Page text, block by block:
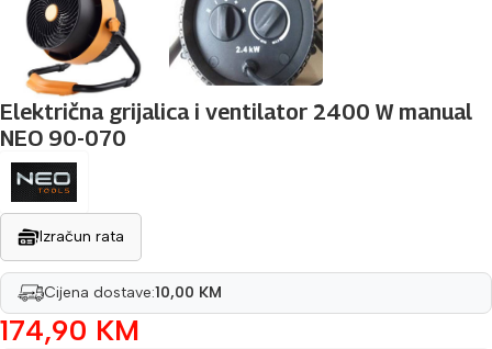
Električna grijalica i ventilator 2400 W manual
NEO 90-070
Izračun rata
Cijena dostave:10,00 KM
174,90 KM